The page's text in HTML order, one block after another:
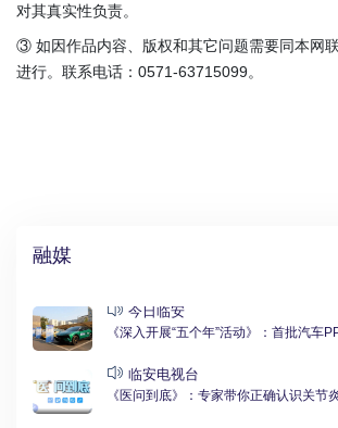
对其真实性负责。
③ 如因作品内容、版权和其它问题需要同本网
进行。联系电话：0571-63715099。
融媒
今日临安
《深入开展“五个年”活动》：首批汽车
临安电视台
《医问到底》：专家带你正确认识关节